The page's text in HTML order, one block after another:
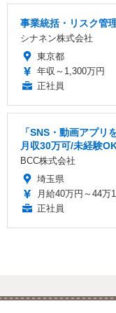
事業統括・リスク管
シナネン株式会社
東京都
年収～1,300万円
正社員
「SNS・動画アプ
月収30万可/未経験
BCC株式会社
埼玉県
月給40万円～44万
正社員